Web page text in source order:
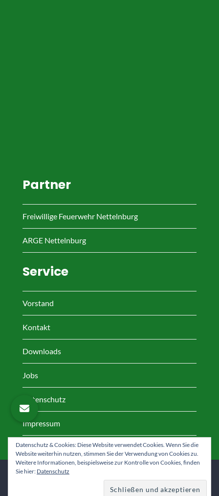
Partner
Freiwillige Feuerwehr Nettelnburg
ARGE Nettelnburg
Service
Vorstand
Kontakt
Downloads
Jobs
Datenschutz
Impressum
Facebook
Instagram
YouTube
Copyright © 2026 Sportverein Nettelnburg / Allermöhe e.V. | Alle
Datenschutz & Cookies: Diese Website verwendet Cookies. Wenn Sie die
Website weiterhin nutzen, stimmen Sie der Verwendung von Cookies zu.
Weitere Informationen, beispielsweise zur Kontrolle von Cookies, finden
Sie hier: Datenschutz